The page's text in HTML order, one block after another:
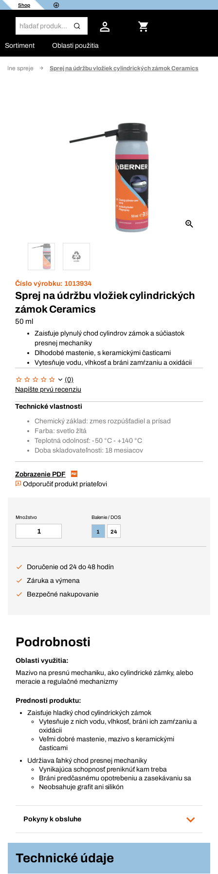
Shop
Sortiment Oblasti použitia
spreje Sprej na údržbu vložiek cylindrických zámok Ceramics
Číslo výrobku: 1013934
Sprej na údržbu vložiek cylindrických
zámok Ceramics
50 ml
Zaisťuje plynulý chod cylindrov zámok a súčiastok
presnej mechaniky
Dlhodobé mastenie, s keramickými časticami
Vytesňuje vodu, vlhkosť a bráni zamŕzaniu a oxidácii
(0)
Napíšte prvú recenziu
Technické vlastnosti
Chemický základ: zmes rozpúšťadiel a prísad
Farba: svetlo žltá
Teplotná odolnosť: -50 °C - +140 °C
Doba skladovateľnosti: 18 mesiacov
Zobrazenie PDF
Odporučiť produkt priateľovi
Balenie / DOS
1 24
Množstvo
Doručenie od 24 do 48 hodín
Záruka a výmena
Bezpečné nakupovanie
Podrobnosti
Oblasti využitia:
Mazivo na presnú mechaniku, ako cylindrické zámky, alebo
meracie a regulačné mechanizmy
Prednosti produktu:
Zaisťuje hladký chod cylindrických zámok
Vytesňuje z nich vodu, vlhkosť, bráni ich zamŕzaniu a
oxidácii
Veľmi dobré mastenie, mazivo s keramickými
časticami
Udržiava ľahký chod presnej mechaniky
Vynikajúca schopnosť preniknúť kam treba
Bráni predčasnému opotrebeniu a zasekávaniu sa
Neobsahuje grafit ani silikón
Pokyny k obsluhe
Technické údaje